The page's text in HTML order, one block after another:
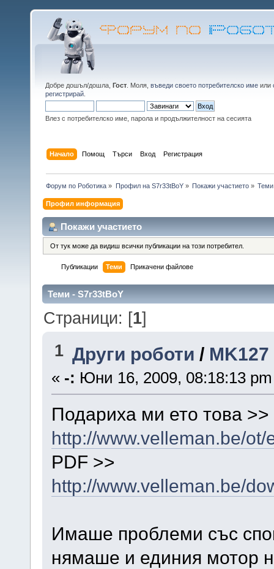
Добре дошъл/дошла, Гост . Моля, въведи своето потребителско име или
регистрирай
Влез с потребителско име, парола и продължителност на сесията
Начало Помощ Търси Вход Регистрация
Форум по Роботика » Профил на S7r33tBoY» Покажи участието» Теми
Профил информация
Покажи участието
От тук може да видиш всички публикации на този потребител.
Публикации Теми Прикачени файлове
Теми - S7r33tBoY
Страници: [1]
1 Други роботи / MK127
« -: Юни 16, 2009, 08:18:13
Подариха ми ето това >>
http://www.velleman.be/
PDF >>
http://www.velleman.be/
Имаше проблеми със
нямаше и единия мотор